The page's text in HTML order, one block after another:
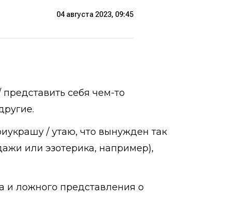
04 августа 2023, 09:45
себя чем-то
/ утаю, что вынужден так
или эзотерика, например),
ложного представления о